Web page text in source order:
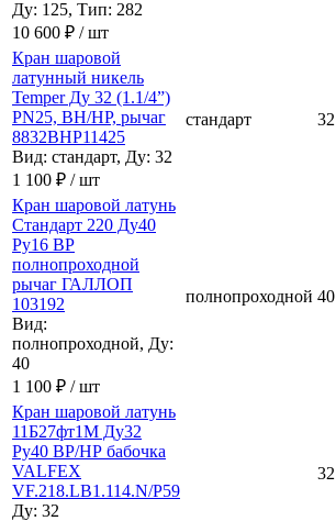
Ду: 125, Тип: 282
10 600 ₽ / шт
Кран шаровой
латунный никель
Temper Ду 32 (1.1/4”)
PN25, ВН/НР, рычаг
8832ВНР11425
Вид: стандарт, Ду: 32
1 100 ₽ / шт
стандарт 32
Кран шаровой латунь
Стандарт 220 Ду40
Ру16 ВР
полнопроходной
рычаг ГАЛЛОП
103192
Вид:
полнопроходной, Ду:
40
1 100 ₽ / шт
полнопроходной 40
Кран шаровой латунь
11Б27фт1М Ду32
Ру40 ВР/НР бабочка
VALFEX
VF.218.LB1.114.N/P59
Ду: 32
32